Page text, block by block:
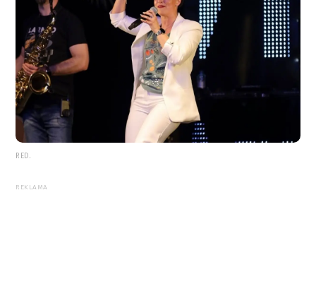
RED.
REKLAMA